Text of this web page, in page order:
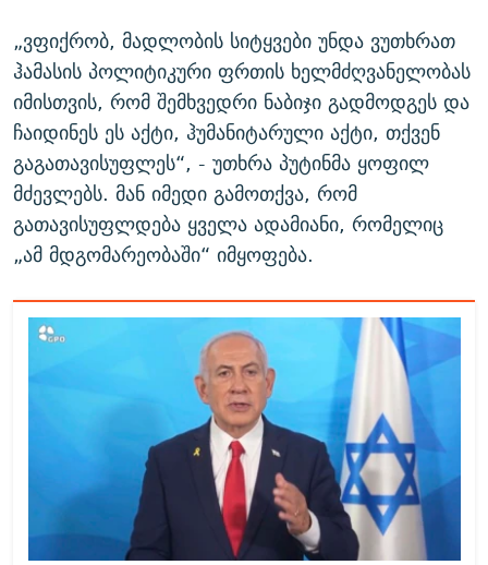
„ვფიქრობ, მადლობის სიტყვები უნდა ვუთხრათ
ჰამასის პოლიტიკური ფრთის ხელმძღვანელობას
იმისთვის, რომ შემხვედრი ნაბიჯი გადმოდგეს და
ჩაიდინეს ეს აქტი, ჰუმანიტარული აქტი, თქვენ
გაგათავისუფლეს“, - უთხრა პუტინმა ყოფილ
მძევლებს. მან იმედი გამოთქვა, რომ
გათავისუფლდება ყველა ადამიანი, რომელიც
„ამ მდგომარეობაში“ იმყოფება.